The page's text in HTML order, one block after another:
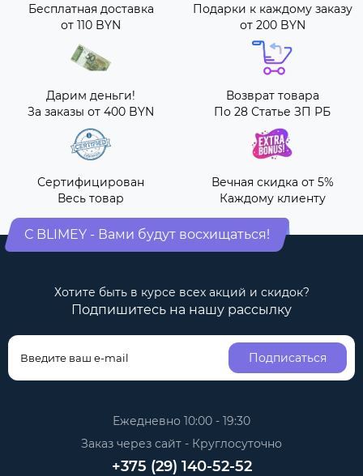
Бесплатная доставка
от 110 BYN
Подарки к каждому заказу
от 200 BYN
Дарим деньги!
За заказы от 400 BYN
Возврат товара
По 28 Статье ЗП РБ
Сертифицирован
Весь товар
Вечная скидка от 5%
Каждому клиенту
С BLIMEY - Вами будут восхищаться!
Хотите быть в курсе всех акций и скидок?
Подпишитесь на нашу рассылку
Подписаться
Ежедневно 10:00 - 19:30
Заказ через сайт - Круглосуточно
+375 (29) 140-52-52